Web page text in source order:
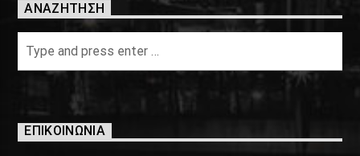
ΑΝΑΖΉΤΗΣΗ
ΕΠΙΚΟΙΝΩΝΊΑ